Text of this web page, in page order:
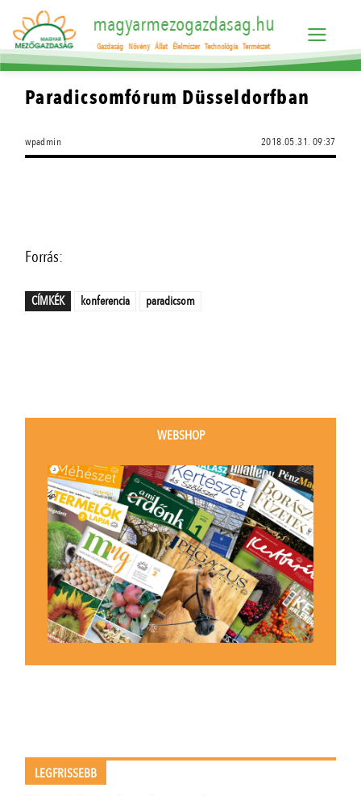
magyarmezogazdasag.hu
Gazdaság Növény Állat Élelmiszer Technológia Természet
Paradicsomfórum Düsseldorfban
wpadmin 2018.05.31. 09:37
Forrás:
CÍMKÉK konferencia paradicsom
WEBSHOP
LEGFRISSEBB